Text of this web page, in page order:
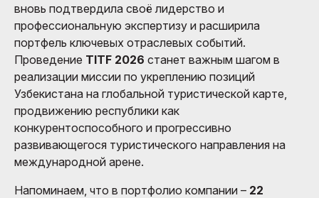
вновь подтвердила своё лидерство и
профессиональную экспертизу и расширила
портфель ключевых отраслевых событий.
Проведение TITF 2026 станет важным шагом в
реализации миссии по укреплению позиций
Узбекистана на глобальной туристической карте,
продвижению республики как
конкурентоспособного и прогрессивно
развивающегося туристического направления на
международной арене.
Напоминаем, что в портфолио компании – 22